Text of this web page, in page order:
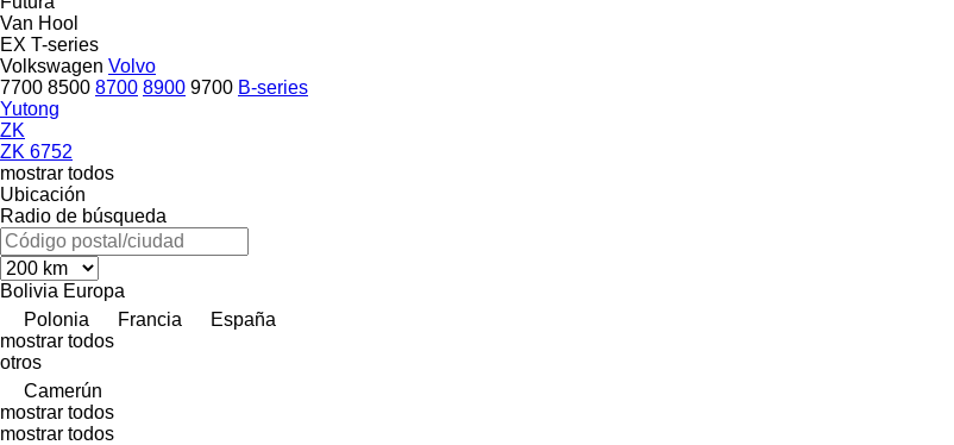
Van Hool
EX T-series
Volkswagen Volvo
7700 8500 8700 8900 9700 B-series
Yutong
ZK
ZK 6752
mostrar todos
Ubicación
Radio de búsqueda
Bolivia Europa
Polonia
Francia
España
mostrar todos
otros
Camerún
mostrar todos
mostrar todos